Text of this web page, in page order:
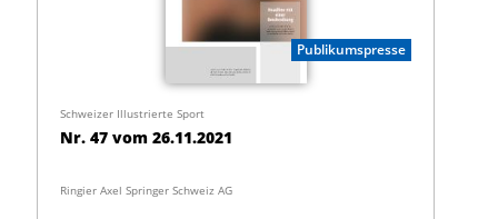
Publikumspresse
Schweizer Illustrierte Sport
Nr. 47 vom 26.11.2021
Ringier Axel Springer Schweiz AG